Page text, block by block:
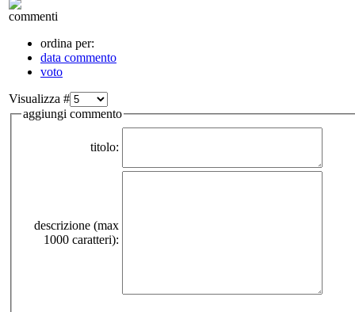
commenti
ordina per:
data commento
voto
Visualizza #
aggiungi commento
titolo:
descrizione (max
1000 caratteri):